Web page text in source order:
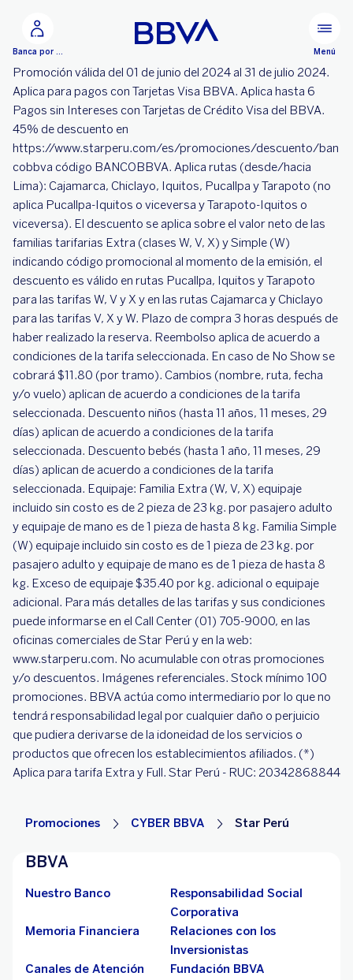
Banca por Internet Menú
Promoción válida del 01 de junio del 2024 al 31 de julio 2024.
Aplica para pagos con Tarjetas Visa BBVA. Aplica hasta 6
Pagos sin Intereses con Tarjetas de Crédito Visa del BBVA.
45% de descuento en
https://www.starperu.com/es/promociones/descuento/ban
cobbva código BANCOBBVA. Aplica rutas (desde/hacia
Lima): Cajamarca, Chiclayo, Iquitos, Pucallpa y Tarapoto (no
aplica Pucallpa-Iquitos o viceversa y Tarapoto-Iquitos o
viceversa). El descuento se aplica sobre el valor neto de las
familias tarifarias Extra (clases W, V, X) y Simple (W)
indicando código promocional al momento de la emisión, el
descuento es válido en rutas Pucallpa, Iquitos y Tarapoto
para las tarifas W, V y X y en las rutas Cajamarca y Chiclayo
para las tarifas V, X y W. Plazo de compra 3 horas después de
haber realizado la reserva. Reembolso aplica de acuerdo a
condiciones de la tarifa seleccionada. En caso de No Show se
cobrará $11.80 (por tramo). Cambios (nombre, ruta, fecha
y/o vuelo) aplican de acuerdo a condiciones de la tarifa
seleccionada. Descuento niños (hasta 11 años, 11 meses, 29
días) aplican de acuerdo a condiciones de la tarifa
seleccionada. Descuento bebés (hasta 1 año, 11 meses, 29
días) aplican de acuerdo a condiciones de la tarifa
seleccionada. Equipaje: Familia Extra (W, V, X) equipaje
incluido sin costo es de 2 pieza de 23 kg. por pasajero adulto
y equipaje de mano es de 1 pieza de hasta 8 kg. Familia Simple
(W) equipaje incluido sin costo es de 1 pieza de 23 kg. por
pasajero adulto y equipaje de mano es de 1 pieza de hasta 8
kg. Exceso de equipaje $35.40 por kg. adicional o equipaje
adicional. Para más detalles de las tarifas y sus condiciones
puede informarse en el Call Center (01) 705-9000, en las
oficinas comerciales de Star Perú y en la web:
www.starperu.com. No acumulable con otras promociones
y/o descuentos. Imágenes referenciales. Stock mínimo 100
promociones. BBVA actúa como intermediario por lo que no
tendrá responsabilidad legal por cualquier daño o perjuicio
que pudiera derivarse de la idoneidad de los servicios o
productos que ofrecen los establecimientos afiliados. (*)
Aplica para tarifa Extra y Full. Star Perú - RUC: 20342868844
Promociones CYBER BBVA Star Perú
BBVA
Nuestro Banco
Responsabilidad Social
Corporativa
Memoria Financiera
Relaciones con los
Inversionistas
Canales de Atención
Fundación BBVA